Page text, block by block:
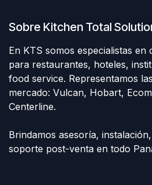
Sobre Kitchen Total
En KTS somos especialistas en
para restaurantes, hoteles,
food service. Representamos
mercado: Vulcan, Hobart,
Centerline.
Brindamos asesoría,
soporte post-venta en todo